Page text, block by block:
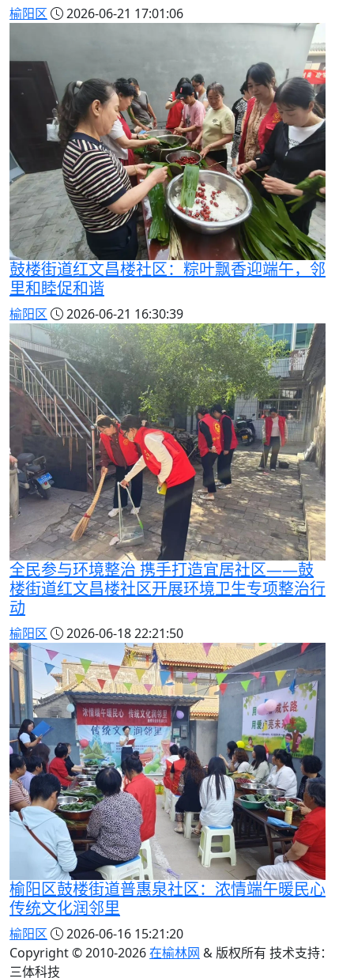
榆阳区 2026-06-21 17:01:06
鼓楼街道红文昌楼社区：粽叶飘香迎端午，邻
里和睦促和谐
榆阳区 2026-06-21 16:30:39
全民参与环境整治 携手打造宜居社区——鼓
楼街道红文昌楼社区开展环境卫生专项整治行
动
榆阳区 2026-06-18 22:21:50
榆阳区鼓楼街道普惠泉社区：浓情端午暖民心
传统文化润邻里
榆阳区
2026-06-16 15:21:20
Copyright © 2010-2026在榆林网 & 版权所有 技术支持：
三体科技